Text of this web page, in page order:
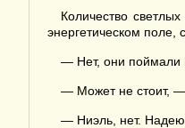
Количество
энергетическом поле,
— Нет, они поймали
— Может не стоит, —
— Ниэль, нет.